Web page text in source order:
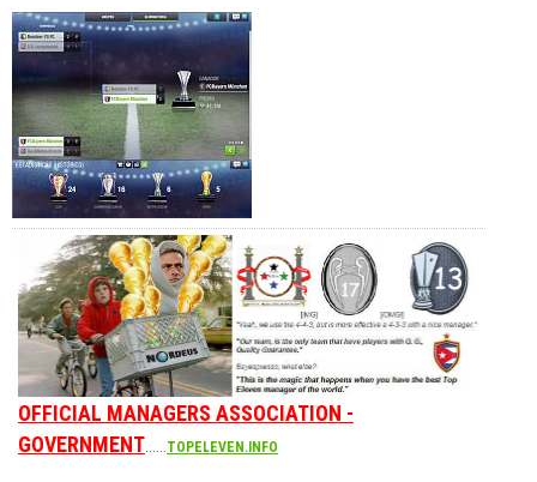
OFFICIAL MANAGERS ASSOCIATION -
GOVERNMENT
TOPELEVEN.INFO